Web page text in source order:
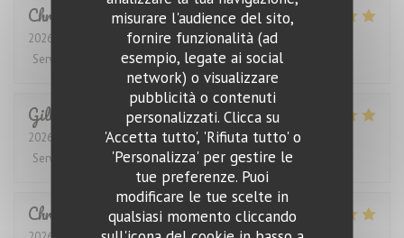
misurare l'audience del sito,
fornire funzionalità (ad
esempio, legate ai social
network) o visualizzare
pubblicità o contenuti
personalizzati. Clicca su
'Accetta tutto', 'Rifiuta tutto' o
'Personalizza' per gestire le
tue preferenze. Puoi
modificare le tue scelte in
qualsiasi momento cliccando
Christiane M
2026-07-11
- 19:30 - Ospiti 2
Servizio
Atmosfera:5/5 Cucina:5 /5 Qualità / Prezzo
Gilles
2026-07-29
- 20:00 - Ospiti 2
Servizio
Atmosfera: 4/5 Cucina:4/5 Qualità / Prezzo
Christian